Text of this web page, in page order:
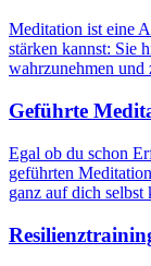
Meditation ist eine
stärken kannst: Sie
wahrzunehmen und
Geführte
Egal ob du schon
geführten
ganz auf dich selbst